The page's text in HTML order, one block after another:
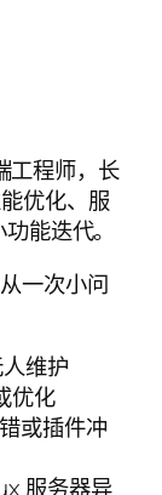
工程师，长
优化、服
能迭代。
一次小问
维护
优化
或插件冲
服务器异